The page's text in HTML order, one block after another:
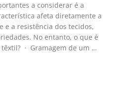
a considerar é a
afeta diretamente a
a resistência dos tecidos,
No entanto, o que é
· Gramagem de um …